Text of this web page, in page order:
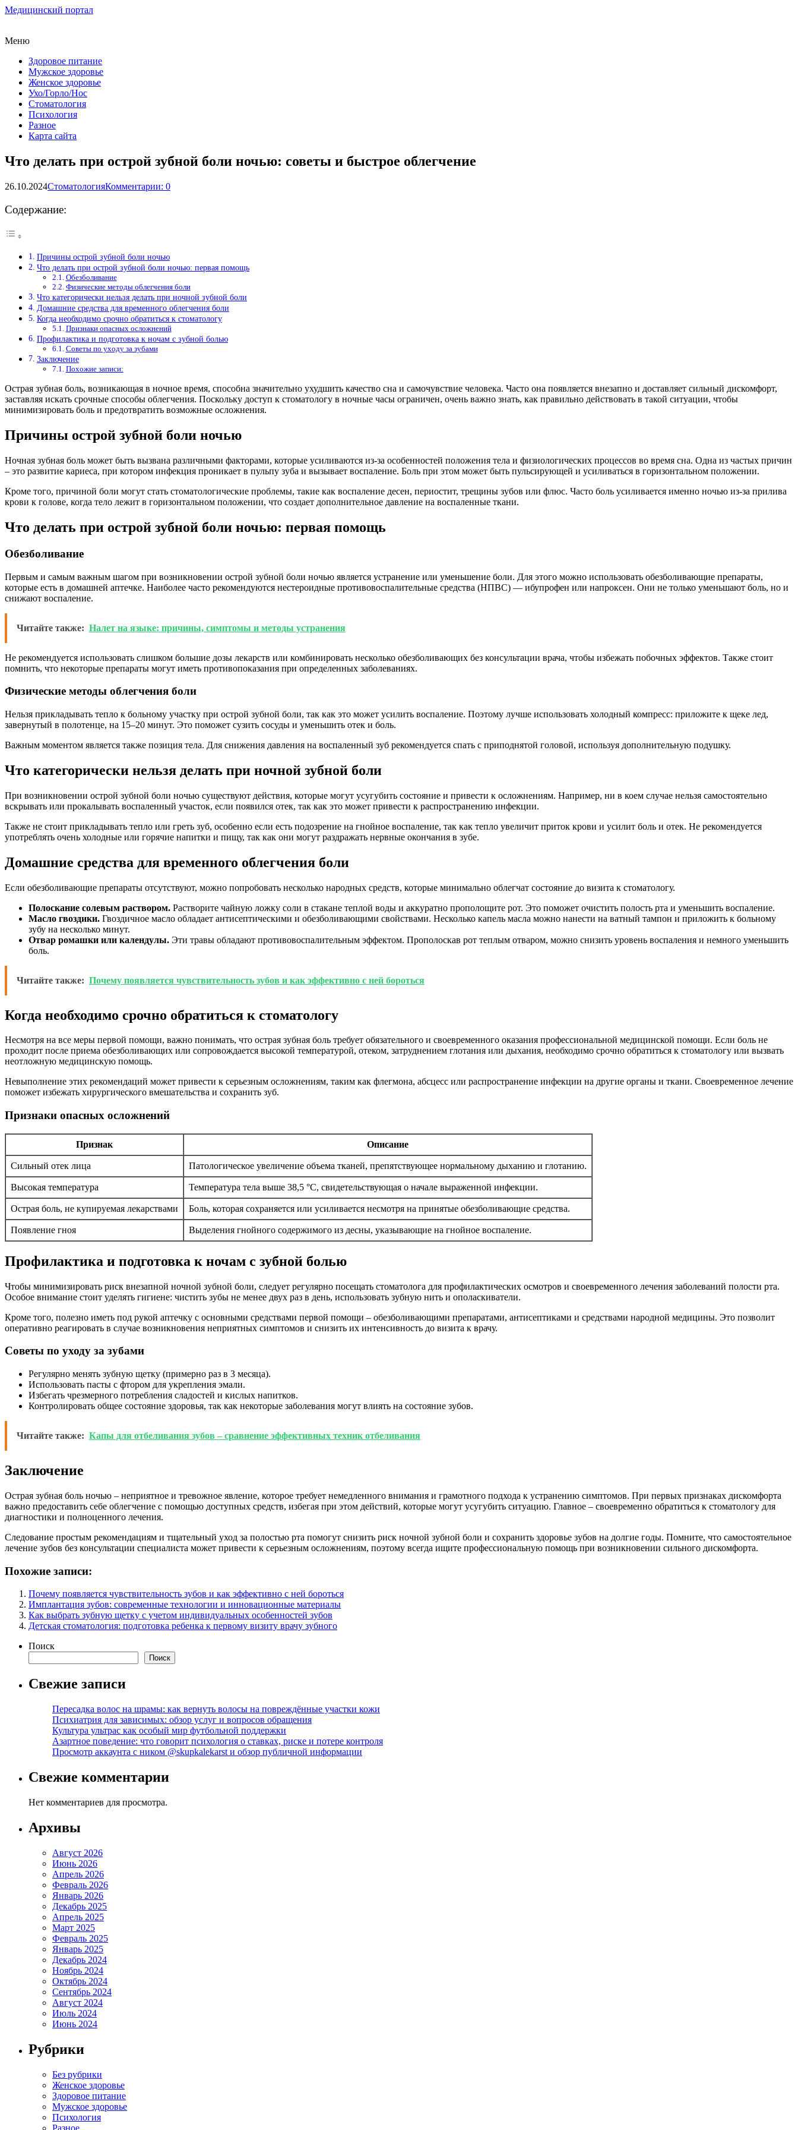
Медицинский портал
Меню
Здоровое питание
Мужское здоровье
Женское здоровье
Ухо/Горло/Нос
Стоматология
Психология
Разное
Карта сайта
Что делать при острой зубной боли ночью: советы и быстрое облегчение
26.10.2024СтоматологияКомментарии: 0
Содержание:
Причины острой зубной боли ночью
Что делать при острой зубной боли ночью: первая помощь
Обезболивание
Физические методы облегчения боли
Что категорически нельзя делать при ночной зубной боли
Домашние средства для временного облегчения боли
Когда необходимо срочно обратиться к стоматологу
Признаки опасных осложнений
Профилактика и подготовка к ночам с зубной болью
Советы по уходу за зубами
Заключение
Похожие записи:
Острая зубная боль, возникающая в ночное время, способна значительно ухудшить качество сна и самочувствие человека. Часто она появляется внезапно и доставляет сильный дискомфорт,
заставляя искать срочные способы облегчения. Поскольку доступ к стоматологу в ночные часы ограничен, очень важно знать, как правильно действовать в такой ситуации, чтобы
минимизировать боль и предотвратить возможные осложнения.
Причины острой зубной боли ночью
Ночная зубная боль может быть вызвана различными факторами, которые усиливаются из-за особенностей положения тела и физиологических процессов во время сна. Одна из частых причин
– это развитие кариеса, при котором инфекция проникает в пульпу зуба и вызывает воспаление. Боль при этом может быть пульсирующей и усиливаться в горизонтальном положении.
Кроме того, причиной боли могут стать стоматологические проблемы, такие как воспаление десен, периостит, трещины зубов или флюс. Часто боль усиливается именно ночью из-за прилива
крови к голове, когда тело лежит в горизонтальном положении, что создает дополнительное давление на воспаленные ткани.
Что делать при острой зубной боли ночью: первая помощь
Обезболивание
Первым и самым важным шагом при возникновении острой зубной боли ночью является устранение или уменьшение боли. Для этого можно использовать обезболивающие препараты,
которые есть в домашней аптечке. Наиболее часто рекомендуются нестероидные противовоспалительные средства (НПВС) — ибупрофен или напроксен. Они не только уменьшают боль, но и
снижают воспаление.
Читайте также: Налет на языке: причины, симптомы и методы устранения
Не рекомендуется использовать слишком большие дозы лекарств или комбинировать несколько обезболивающих без консультации врача, чтобы избежать побочных эффектов. Также стоит
помнить, что некоторые препараты могут иметь противопоказания при определенных заболеваниях.
Физические методы облегчения боли
Нельзя прикладывать тепло к больному участку при острой зубной боли, так как это может усилить воспаление. Поэтому лучше использовать холодный компресс: приложите к щеке лед,
завернутый в полотенце, на 15–20 минут. Это поможет сузить сосуды и уменьшить отек и боль.
Важным моментом является также позиция тела. Для снижения давления на воспаленный зуб рекомендуется спать с приподнятой головой, используя дополнительную подушку.
Что категорически нельзя делать при ночной зубной боли
При возникновении острой зубной боли ночью существуют действия, которые могут усугубить состояние и привести к осложнениям. Например, ни в коем случае нельзя самостоятельно
вскрывать или прокалывать воспаленный участок, если появился отек, так как это может привести к распространению инфекции.
Также не стоит прикладывать тепло или греть зуб, особенно если есть подозрение на гнойное воспаление, так как тепло увеличит приток крови и усилит боль и отек. Не рекомендуется
употреблять очень холодные или горячие напитки и пищу, так как они могут раздражать нервные окончания в зубе.
Домашние средства для временного облегчения боли
Если обезболивающие препараты отсутствуют, можно попробовать несколько народных средств, которые минимально облегчат состояние до визита к стоматологу.
Полоскание солевым раствором. Растворите чайную ложку соли в стакане теплой воды и аккуратно прополощите рот. Это поможет очистить полость рта и уменьшить воспаление.
Масло гвоздики. Гвоздичное масло обладает антисептическими и обезболивающими свойствами. Несколько капель масла можно нанести на ватный тампон и приложить к больному
зубу на несколько минут.
Отвар ромашки или календулы. Эти травы обладают противовоспалительным эффектом. Прополоскав рот теплым отваром, можно снизить уровень воспаления и немного уменьшить
боль.
Читайте также: Почему появляется чувствительность зубов и как эффективно с ней бороться
Когда необходимо срочно обратиться к стоматологу
Несмотря на все меры первой помощи, важно понимать, что острая зубная боль требует обязательного и своевременного оказания профессиональной медицинской помощи. Если боль не
проходит после приема обезболивающих или сопровождается высокой температурой, отеком, затруднением глотания или дыхания, необходимо срочно обратиться к стоматологу или вызвать
неотложную медицинскую помощь.
Невыполнение этих рекомендаций может привести к серьезным осложнениям, таким как флегмона, абсцесс или распространение инфекции на другие органы и ткани. Своевременное лечение
поможет избежать хирургического вмешательства и сохранить зуб.
Признаки опасных осложнений
Признак Описание
Сильный отек лица Патологическое увеличение объема тканей, препятствующее нормальному дыханию и глотанию.
Высокая температура Температура тела выше 38,5 °C, свидетельствующая о начале выраженной инфекции.
Острая боль, не купируемая лекарствами Боль, которая сохраняется или усиливается несмотря на принятые обезболивающие средства.
Появление гноя Выделения гнойного содержимого из десны, указывающие на гнойное воспаление.
Профилактика и подготовка к ночам с зубной болью
Чтобы минимизировать риск внезапной ночной зубной боли, следует регулярно посещать стоматолога для профилактических осмотров и своевременного лечения заболеваний полости рта.
Особое внимание стоит уделять гигиене: чистить зубы не менее двух раз в день, использовать зубную нить и ополаскиватели.
Кроме того, полезно иметь под рукой аптечку с основными средствами первой помощи – обезболивающими препаратами, антисептиками и средствами народной медицины. Это позволит
оперативно реагировать в случае возникновения неприятных симптомов и снизить их интенсивность до визита к врачу.
Советы по уходу за зубами
Регулярно менять зубную щетку (примерно раз в 3 месяца).
Использовать пасты с фтором для укрепления эмали.
Избегать чрезмерного потребления сладостей и кислых напитков.
Контролировать общее состояние здоровья, так как некоторые заболевания могут влиять на состояние зубов.
Читайте также: Капы для отбеливания зубов – сравнение эффективных техник отбеливания
Заключение
Острая зубная боль ночью – неприятное и тревожное явление, которое требует немедленного внимания и грамотного подхода к устранению симптомов. При первых признаках дискомфорта
важно предоставить себе облегчение с помощью доступных средств, избегая при этом действий, которые могут усугубить ситуацию. Главное – своевременно обратиться к стоматологу для
диагностики и полноценного лечения.
Следование простым рекомендациям и тщательный уход за полостью рта помогут снизить риск ночной зубной боли и сохранить здоровье зубов на долгие годы. Помните, что самостоятельное
лечение зубов без консультации специалиста может привести к серьезным осложнениям, поэтому всегда ищите профессиональную помощь при возникновении сильного дискомфорта.
Похожие записи:
Почему появляется чувствительность зубов и как эффективно с ней бороться
Имплантация зубов: современные технологии и инновационные материалы
Как выбрать зубную щетку с учетом индивидуальных особенностей зубов
Детская стоматология: подготовка ребенка к первому визиту врачу зубного
Поиск
Поиск
Свежие записи
Пересадка волос на шрамы: как вернуть волосы на повреждённые участки кожи
Психиатрия для зависимых: обзор услуг и вопросов обращения
Культура ультрас как особый мир футбольной поддержки
Азартное поведение: что говорит психология о ставках, риске и потере контроля
Просмотр аккаунта с ником @skupkalekarst и обзор публичной информации
Свежие комментарии
Нет комментариев для просмотра.
Архивы
Август 2026
Июнь 2026
Апрель 2026
Февраль 2026
Январь 2026
Декабрь 2025
Апрель 2025
Март 2025
Февраль 2025
Январь 2025
Декабрь 2024
Ноябрь 2024
Октябрь 2024
Сентябрь 2024
Август 2024
Июль 2024
Июнь 2024
Рубрики
Без рубрики
Женское здоровье
Здоровое питание
Мужское здоровье
Психология
Разное